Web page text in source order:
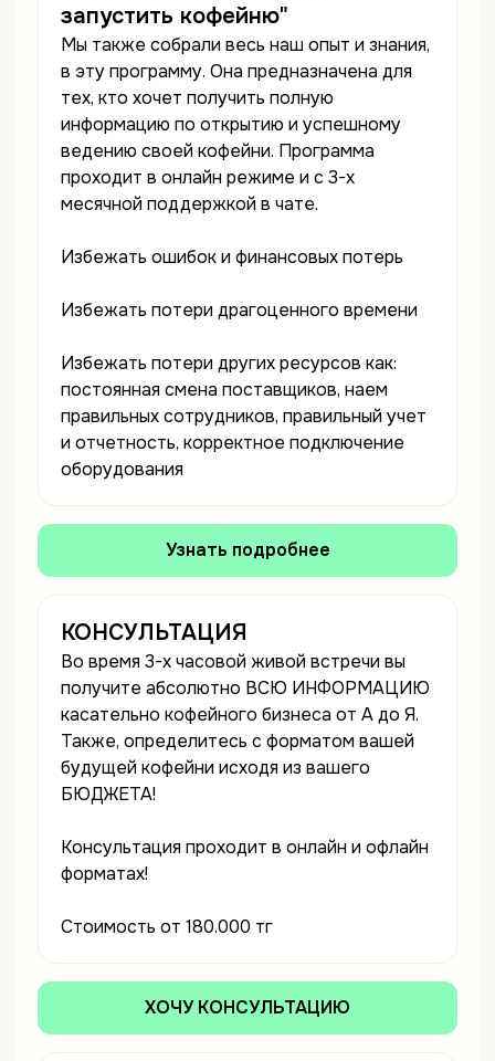
запустить кофейню"
Мы также собрали весь наш опыт и знания,
в эту программу. Она предназначена для
тех, кто хочет получить полную
информацию по открытию и успешному
ведению своей кофейни. Программа
проходит в онлайн режиме и с 3-х
месячной поддержкой в чате.
Избежать ошибок и финансовых потерь
Избежать потери драгоценного времени
Избежать потери других ресурсов как:
постоянная смена поставщиков, наем
правильных сотрудников, правильный учет
и отчетность, корректное подключение
оборудования
Узнать подробнее
КОНСУЛЬТАЦИЯ
Во время 3-х часовой живой встречи вы
получите абсолютно ВСЮ ИНФОРМАЦИЮ
касательно кофейного бизнеса от А до Я.
Также, определитесь с форматом вашей
будущей кофейни исходя из вашего
БЮДЖЕТА!
Консультация проходит в онлайн и офлайн
форматах!
Стоимость от 180.000 тг
ХОЧУ КОНСУЛЬТАЦИЮ